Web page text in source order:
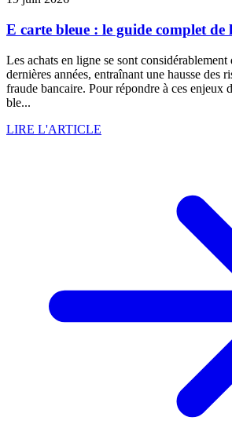
E carte bleue : le guide complet
Les achats en ligne se sont considérablement
dernières années, entraînant une hausse des
fraude bancaire. Pour répondre à ces enjeux
ble...
LIRE L'ARTICLE